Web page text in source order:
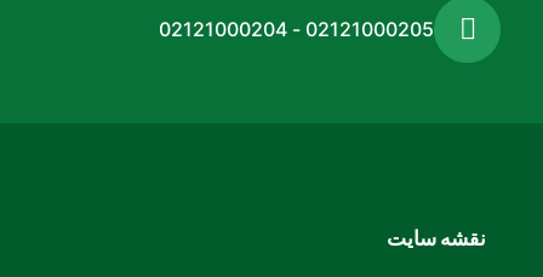
02121000205 - 02121000204
نقشه سایت